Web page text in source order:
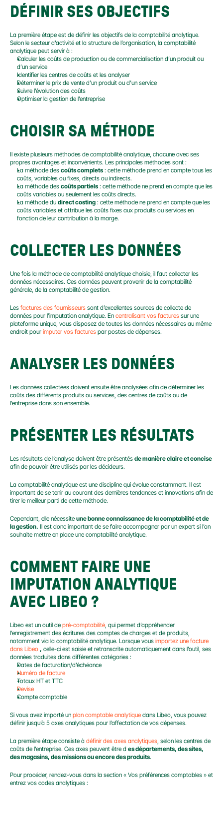
DÉFINIR SES OBJECTIFS
La première étape est de définir les objectifs de la comptabilité analytique.
Selon le secteur d’activité et la structure de l’organisation, la comptabilité
analytique peut servir à :
Calculer les coûts de production ou de commercialisation d’un produit ou
d’un service
Identifier les centres de coûts et les analyser
Déterminer le prix de vente d’un produit ou d’un service
Suivre l’évolution des coûts
Optimiser la gestion de l’entreprise
CHOISIR SA MÉTHODE
Il existe plusieurs méthodes de comptabilité analytique, chacune avec ses
propres avantages et inconvénients. Les principales méthodes sont :
La méthode des coûts complets : cette méthode prend en compte tous les
coûts, variables ou fixes, directs ou indirects.
La méthode des coûts partiels : cette méthode ne prend en compte que les
coûts variables ou seulement les coûts directs.
La méthode du direct costing : cette méthode ne prend en compte que les
coûts variables et attribue les coûts fixes aux produits ou services en
fonction de leur contribution à la marge.
COLLECTER LES DONNÉES
Une fois la méthode de comptabilité analytique choisie, il faut collecter les
données nécessaires. Ces données peuvent provenir de la comptabilité
générale, de la comptabilité de gestion.
Les factures des fournisseurs sont d’excellentes sources de collecte de
données pour l’imputation analytique. En centralisant vos factures sur une
plateforme unique, vous disposez de toutes les données nécessaires au même
endroit pour imputer vos factures par postes de dépenses.
ANALYSER LES DONNÉES
Les données collectées doivent ensuite être analysées afin de déterminer les
coûts des différents produits ou services, des centres de coûts ou de
l’entreprise dans son ensemble.
PRÉSENTER LES RÉSULTATS
Les résultats de l’analyse doivent être présentés de manière claire et concise
afin de pouvoir être utilisés par les décideurs.
La comptabilité analytique est une discipline qui évolue constamment. Il est
important de se tenir au courant des dernières tendances et innovations afin de
tirer le meilleur parti de cette méthode.
Cependant, elle nécessite une bonne connaissance de la comptabilité et de
la gestion. Il est donc important de se faire accompagner par un expert si l’on
souhaite mettre en place une comptabilité analytique.
COMMENT FAIRE UNE
IMPUTATION ANALYTIQUE
AVEC LIBEO ?
Libeo est un outil de pré-comptabilité, qui permet d’appréhender
l’enregistrement des écritures des comptes de charges et de produits,
notamment via la comptabilité analytique. Lorsque vous importez une facture
dans Libeo , celle-ci est saisie et retranscrite automatiquement dans l’outil, ses
données traduites dans différentes catégories :
Dates de facturation/d’échéance
Numéro de facture
Totaux HT et TTC
Devise
Compte comptable
Si vous avez importé un plan comptable analytique dans Libeo, vous pouvez
définir jusqu’à 5 axes analytiques pour l’affectation de vos dépenses.
La première étape consiste à définir des axes analytiques, selon les centres de
coûts de l’entreprise. Ces axes peuvent être d es départements, des sites,
des magasins, des missions ou encore des produits.
Pour procéder, rendez-vous dans la section « Vos préférences comptables » et
entrez vos codes analytiques :